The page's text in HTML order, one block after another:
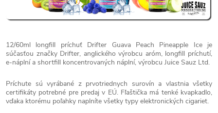
12/60ml longfill príchuť Drifter Guava Peach Pineapple Ice je
súčasťou značky Drifter, anglického výrobcu aróm, longfill príchutí,
e-náplní a shortfill koncentrovaných náplní, výrobcu Juice Sauz Ltd.
Príchute sú vyrábané z prvotriednych surovín a vlastnia všetky
certifikáty potrebné pre predaj v EÚ. Fľaštička má tenké kvapkadlo,
vďaka ktorému poľahky naplníte všetky typy elektronických cigariet.